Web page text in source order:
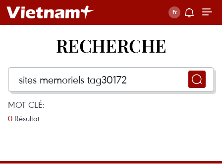
RECHERCHE
MOT CLÉ:
0 Résultat